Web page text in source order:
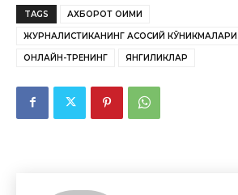
TAGS АХБОРОТ ОҚИМИ
ЖУРНАЛИСТИКАНИНГ АСОСИЙ КЎНИКМАЛАРИ
ОНЛАЙН-ТРЕНИНГ ЯНГИЛИКЛАР